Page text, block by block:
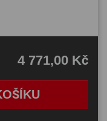
4 771,00 Kč